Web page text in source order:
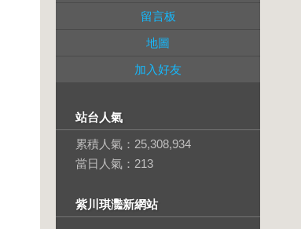
留言板
地圖
加入好友
站台人氣
累積人氣： 25,308,934
當日人氣： 213
紫川琪灩新網站